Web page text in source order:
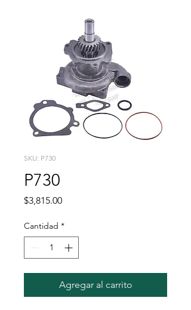
SKU: P730
P730
$3,815.00Precio
Cantidad *
Agregar al carrito